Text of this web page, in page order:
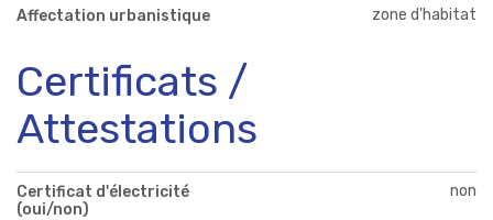
Affectation urbanistique zone d'habitat
Certificats /
Attestations
Certificat d'électricité
(oui/non)
non